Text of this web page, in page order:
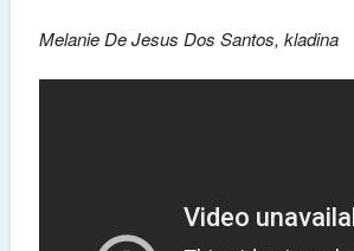
Melanie De Jesus Dos Santos, kladina